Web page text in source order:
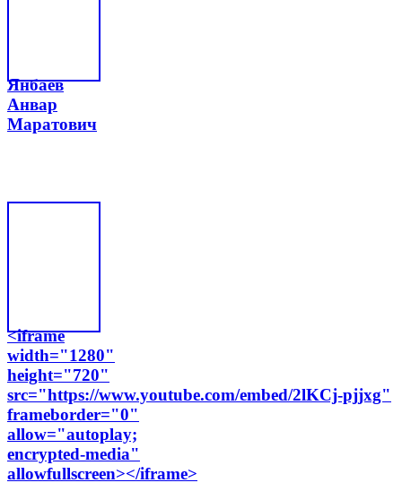
Янбаев
Анвар
Маратович
<iframe
width="1280"
height="720"
src="https://www.youtube.com/embed/2lKCj-pjjxg"
frameborder="0"
allow="autoplay;
encrypted-media"
allowfullscreen></iframe>